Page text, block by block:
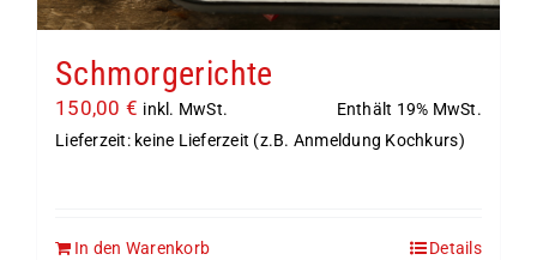
Schmorgerichte
150,00 € inkl. MwSt.
Enthält 19% MwSt.
Lieferzeit: keine Lieferzeit (z.B. Anmeldung Kochkurs)
In den Warenkorb Details